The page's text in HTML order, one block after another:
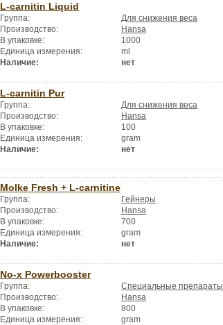
L-carnitin Liquid
Группа:
Для снижения веса
Производство:
Hansa
В упаковке:
1000
Единица измерения:
ml
Наличие:
нет
L-carnitin Pur
Группа:
Для снижения веса
Производство:
Hansa
В упаковке:
100
Единица измерения:
gram
Наличие:
нет
Molke Fresh + L-carnitine
Группа:
Гейнеры
Производство:
Hansa
В упаковке:
700
Единица измерения:
gram
Наличие:
нет
No-x Powerbooster
Группа:
Специальные препараты
Производство:
Hansa
В упаковке:
800
Единица измерения:
gram